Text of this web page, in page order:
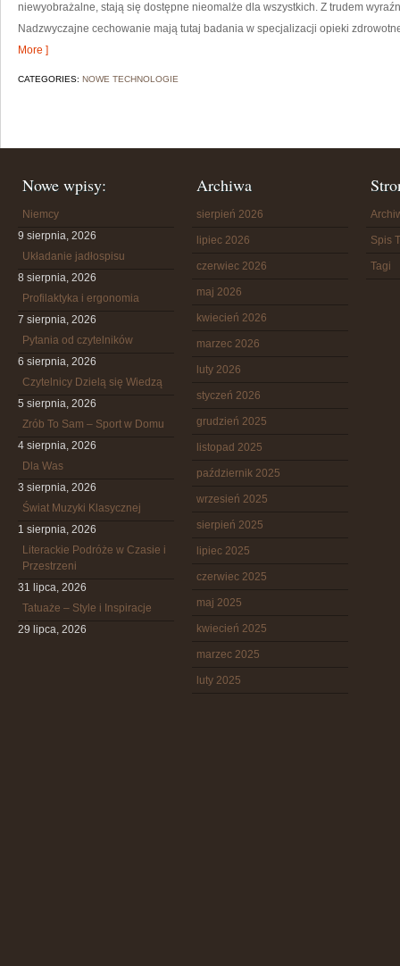
niewyobrażalne, stają się dostępne nieomalże dla wszystkich. Z trudem
Nadzwyczajne cechowanie mają tutaj badania w specjalizacji opieki
More ]
CATEGORIES: NOWE TECHNOLOGIE
Nowe wpisy:
Niemcy
9 sierpnia, 2026
Układanie jadłospisu
8 sierpnia, 2026
Profilaktyka i ergonomia
7 sierpnia, 2026
Pytania od czytelników
6 sierpnia, 2026
Czytelnicy Dzielą się Wiedzą
5 sierpnia, 2026
Zrób To Sam – Sport w Domu
4 sierpnia, 2026
Dla Was
3 sierpnia, 2026
Świat Muzyki Klasycznej
1 sierpnia, 2026
Literackie Podróże w Czasie i
Przestrzeni
31 lipca, 2026
Tatuaże – Style i Inspiracje
29 lipca, 2026
Archiwa
sierpień 2026
lipiec 2026
czerwiec 2026
maj 2026
kwiecień 2026
marzec 2026
luty 2026
styczeń 2026
grudzień 2025
listopad 2025
październik 2025
wrzesień 2025
sierpień 2025
lipiec 2025
czerwiec 2025
maj 2025
kwiecień 2025
marzec 2025
luty 2025
Spis
Tagi